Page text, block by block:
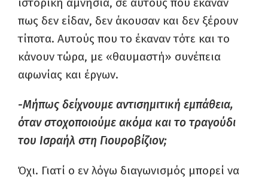
πως δεν είδαν, δεν άκουσαν και δεν ξέρουν
τίποτα. Αυτούς που το έκαναν τότε και το
κάνουν τώρα, με «θαυμαστή» συνέπεια
αφωνίας και έργων.
-Μήπως δείχνουμε αντισημιτική εμπάθεια,
όταν στοχοποιούμε ακόμα και το τραγούδι
του Ισραήλ στη Γιουροβίζιον;
Όχι. Γιατί ο εν λόγω διαγωνισμός μπορεί να